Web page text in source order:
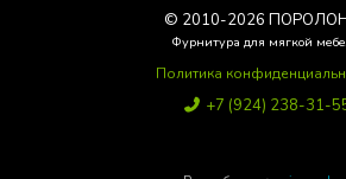
© 2010-2026
Фурнитура для мягкой
Политика
+7 (924) 238-31-